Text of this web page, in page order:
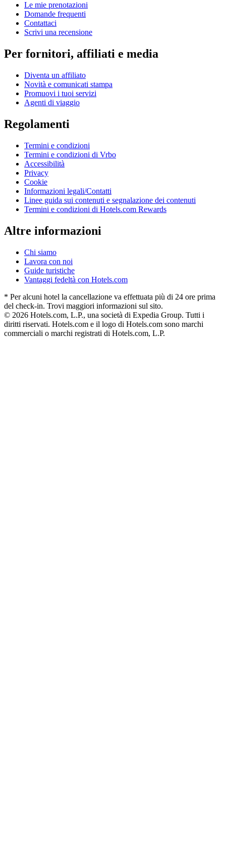
Le mie prenotazioni
Domande frequenti
Contattaci
Scrivi una recensione
Per fornitori, affiliati e media
Diventa un affiliato
Novità e comunicati stampa
Promuovi i tuoi servizi
Agenti di viaggio
Regolamenti
Termini e condizioni
Termini e condizioni di Vrbo
Accessibilità
Privacy
Cookie
Informazioni legali/Contatti
Linee guida sui contenuti e segnalazione dei contenuti
Termini e condizioni di Hotels.com Rewards
Altre informazioni
Chi siamo
Lavora con noi
Guide turistiche
Vantaggi fedeltà con Hotels.com
* Per alcuni hotel la cancellazione va effettuata più di 24 ore prima
del check-in. Trovi maggiori informazioni sul sito.
© 2026 Hotels.com, L.P., una società di Expedia Group. Tutti i
diritti riservati. Hotels.com e il logo di Hotels.com sono marchi
commerciali o marchi registrati di Hotels.com, L.P.